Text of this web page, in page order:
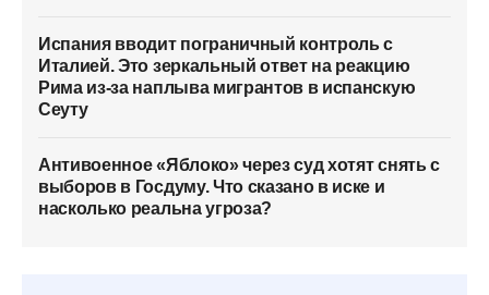
Испания вводит пограничный контроль с
Италией. Это зеркальный ответ на реакцию
Рима из-за наплыва мигрантов в испанскую
Сеуту
Антивоенное «Яблоко» через суд хотят снять с
выборов в Госдуму. Что сказано в иске и
насколько реальна угроза?